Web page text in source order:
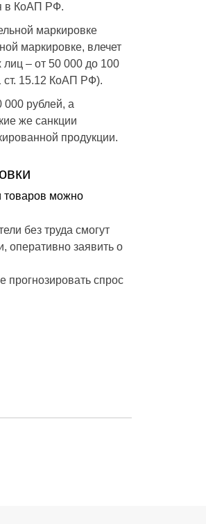
в КоАП РФ.
маркировке
маркировке, влечет
– от 50 000 до 100
ст. 15.12 КоАП РФ).
рублей, а
же санкции
продукции.
товаров можно
без труда смогут
оперативно заявить о
прогнозировать спрос